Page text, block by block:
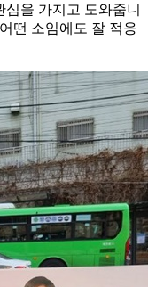
을 가지고 도와줍니
떤 소임에도 잘 적응